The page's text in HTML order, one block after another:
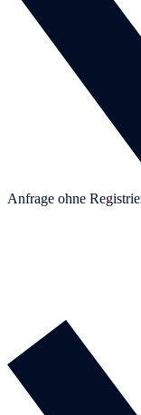
Anfrage ohne